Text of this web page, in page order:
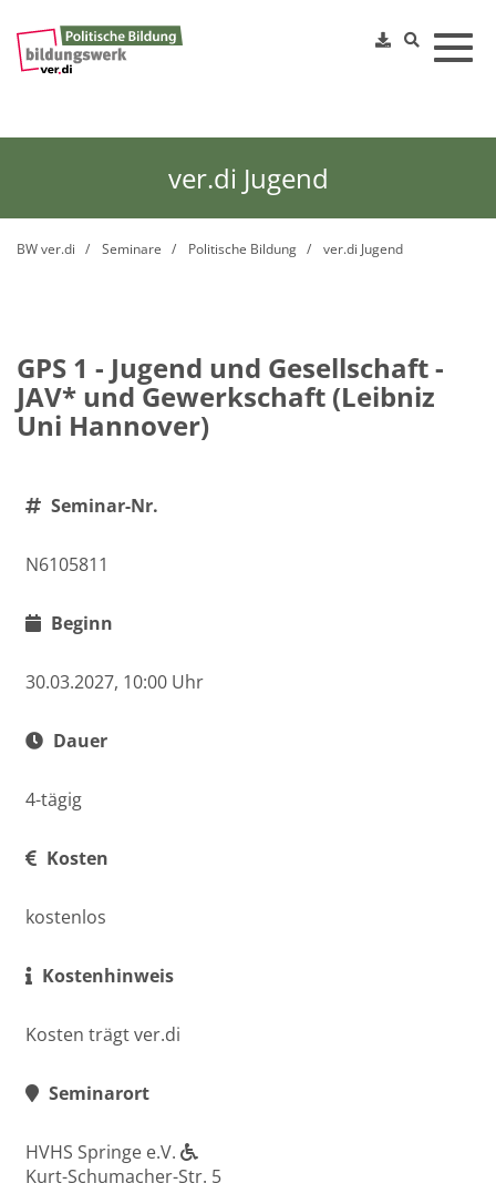
ver.di Jugend
BW ver.di Seminare Politische Bildung ver.di Jugend
GPS 1 - Jugend und Gesellschaft -
JAV* und Gewerkschaft (Leibniz
Uni Hannover)
Seminar-Nr.
N6105811
Beginn
30.03.2027, 10:00 Uhr
Dauer
4-tägig
Kosten
kostenlos
Kostenhinweis
Kosten trägt ver.di
Seminarort
HVHS Springe e.V.
Kurt-Schumacher-Str. 5